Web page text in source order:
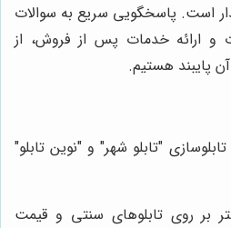
است. پاسخگویی سریع به سوالات
و ارائه خدمات پس از فروش، از
پایبند هستیم.
"تابلو شهر" و "نوین تابلو"
بر روی تابلوهای سنتی و قیمت